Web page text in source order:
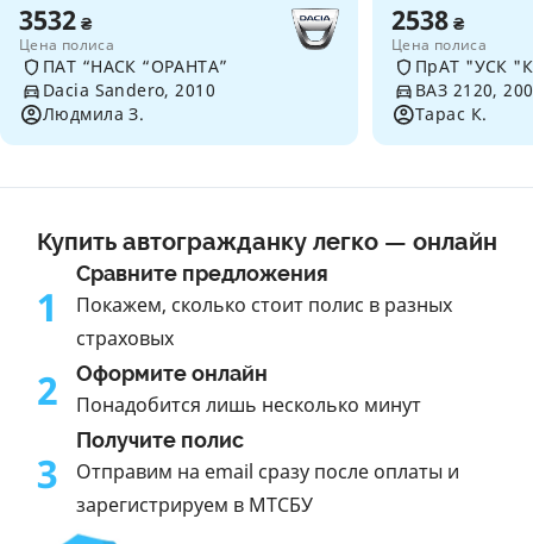
3532 ₴
Цена полиса
ПАТ “НАСК “ОРАНТА”
Dacia Sandero, 2010
Людмила З.
2538 ₴
Цена полиса
ВАЗ 2120,
Тарас К.
Купить автогражданку легко — онлайн
1
Сравните предложения
Покажем, сколько стоит полис в разных
страховых
2 Оформите онлайн
Понадобится лишь несколько минут
3
Получите полис
Отправим на email сразу после оплаты и
зарегистрируем в МТСБУ